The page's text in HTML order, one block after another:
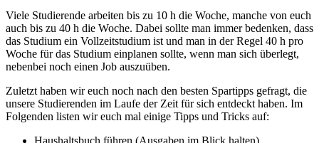
Viele Studierende arbeiten bis zu 10 h die Woche, manche von euch
auch bis zu 40 h die Woche. Dabei sollte man immer bedenken, dass
das Studium ein Vollzeitstudium ist und man in der Regel 40 h pro
Woche für das Studium einplanen sollte, wenn man sich überlegt,
nebenbei noch einen Job auszuüben.
Zuletzt haben wir euch noch nach den besten Spartipps gefragt, die
unsere Studierenden im Laufe der Zeit für sich entdeckt haben. Im
Folgenden listen wir euch mal einige Tipps und Tricks auf:
Haushaltsbuch führen (Ausgaben im Blick halten)